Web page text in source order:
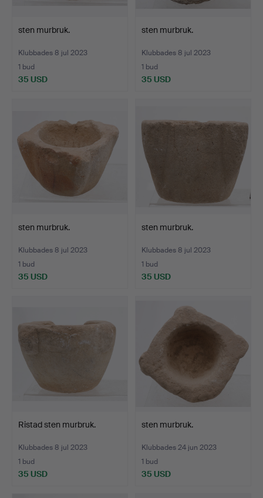
sten murbruk.
Klubbades 8 jul 2023
1 bud
35 USD
sten murbruk.
Klubbades 8 jul 2023
1 bud
35 USD
sten murbruk.
Klubbades 8 jul 2023
1 bud
35 USD
sten murbruk.
Klubbades 8 jul 2023
1 bud
35 USD
Ristad sten murbruk.
Klubbades 8 jul 2023
1 bud
35 USD
sten murbruk.
Klubbades 24 jun 2023
1 bud
35 USD